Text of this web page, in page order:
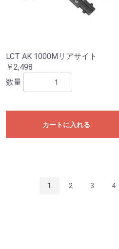
LCT AK 1000Mリアサイト
￥2,498
数量
カートに入れる
1 2 3 4